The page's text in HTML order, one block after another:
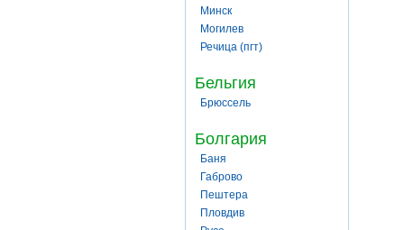
Минск
Могилев
Речица (пгт)
Бельгия
Брюссель
Болгария
Баня
Габрово
Пештера
Пловдив